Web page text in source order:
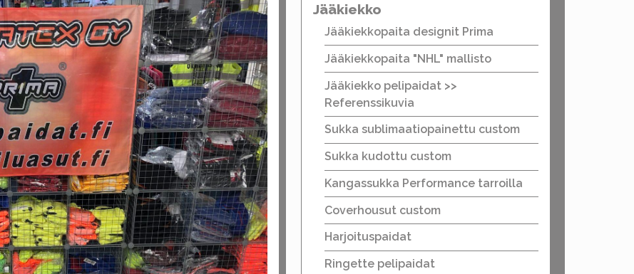
Jääkiekko
Jääkiekkopaita designit Prima
Jääkiekkopaita "NHL" mallisto
Jääkiekko pelipaidat >>
Referenssikuvia
Sukka sublimaatiopainettu custom
Sukka kudottu custom
Kangassukka Performance tarroilla
Coverhousut custom
Harjoituspaidat
Ringette pelipaidat